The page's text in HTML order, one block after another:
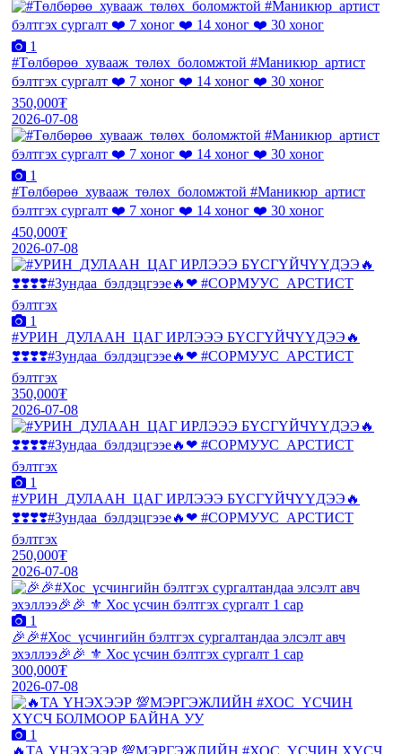
1
#Төлбөрөө_хувааж_төлөх_боломжтой #Маникюр_артист
бэлтгэх сургалт ❤️ 7 хоног ❤️ 14 хоног ❤️ 30 хоног
350,000₮
2026-07-08
1
#Төлбөрөө_хувааж_төлөх_боломжтой #Маникюр_артист
бэлтгэх сургалт ❤️ 7 хоног ❤️ 14 хоног ❤️ 30 хоног
450,000₮
2026-07-08
1
#УРИН_ДУЛААН_ЦАГ ИРЛЭЭЭ БҮСГҮЙЧҮҮДЭЭ🔥
❣️❣️❣️❣️#Зундаа_бэлдэцгээе🔥❤ #СОРМУУС_АРСТИСТ
бэлтгэх
350,000₮
2026-07-08
1
#УРИН_ДУЛААН_ЦАГ ИРЛЭЭЭ БҮСГҮЙЧҮҮДЭЭ🔥
❣️❣️❣️❣️#Зундаа_бэлдэцгээе🔥❤ #СОРМУУС_АРСТИСТ
бэлтгэх
250,000₮
2026-07-08
1
🎉🎉#Хос_үсчингийн бэлтгэх сургалтандаа элсэлт авч
эхэллээ🎉🎉 ⚜️ Хос үсчин бэлтгэх сургалт 1 сар
300,000₮
2026-07-08
1
🔥ТА ҮНЭХЭЭР 💯МЭРГЭЖЛИЙН #ХОС_ҮСЧИН ХҮСЧ